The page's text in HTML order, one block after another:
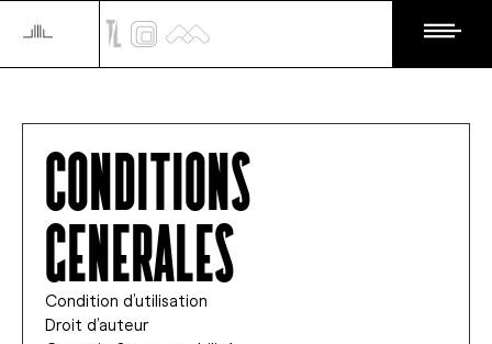
Conditions
generales
Condition d’utilisation
Droit d’auteur